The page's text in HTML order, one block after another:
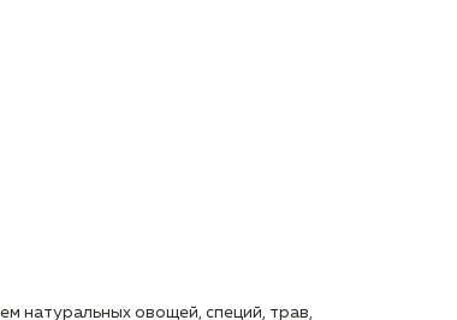
натуральных овощей, специй, трав,